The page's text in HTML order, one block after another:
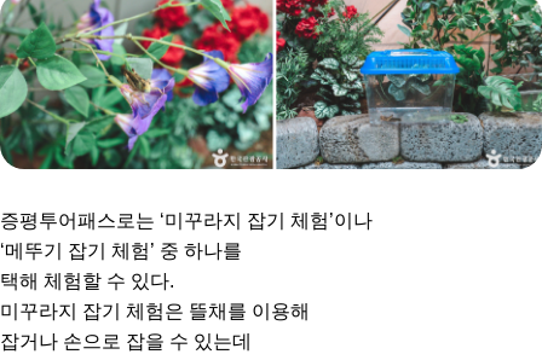
증평투어패스로는 ‘미꾸라지 잡기 체험’이나
‘메뚜기 잡기 체험’ 중 하나를
택해 체험할 수 있다.
미꾸라지 잡기 체험은 뜰채를 이용해
잡거나 손으로 잡을 수 있는데